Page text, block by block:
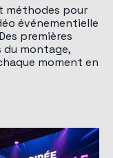
méthodes pour
événementielle
premières
montage,
moment en